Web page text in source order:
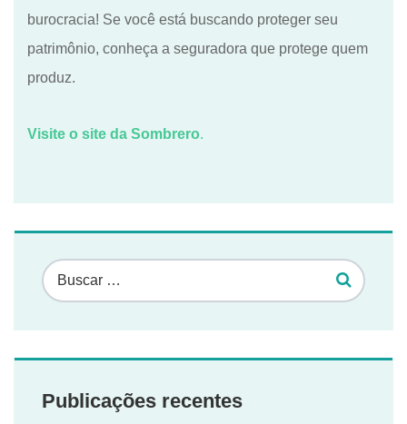
burocracia! Se você está buscando proteger seu
patrimônio, conheça a seguradora que protege quem
produz.
Visite o site da Sombrero.
Publicações recentes